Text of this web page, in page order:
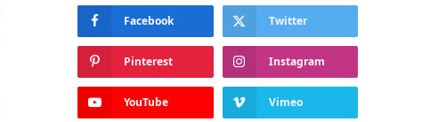
Facebook Twitter
Pinterest Instagram
YouTube Vimeo